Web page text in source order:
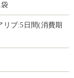
リブ:5日間(消費期